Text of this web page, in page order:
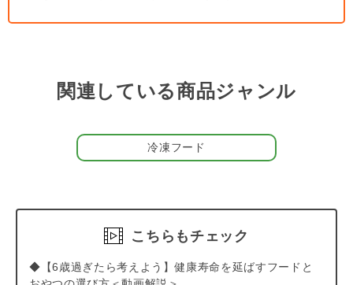
【知っておいていただきたいこと】
当店で取り扱っているフードやおやつ類には、パートナーに
【キャンセルについてご注意】
歴からのご注文キャンセル、修正を受け付けることができな
い場合がございます。
関連している商品ジャンル
冷凍フード
こちらもチェック
◆【6歳過ぎたら考えよう】健康寿命を延ばすフードと